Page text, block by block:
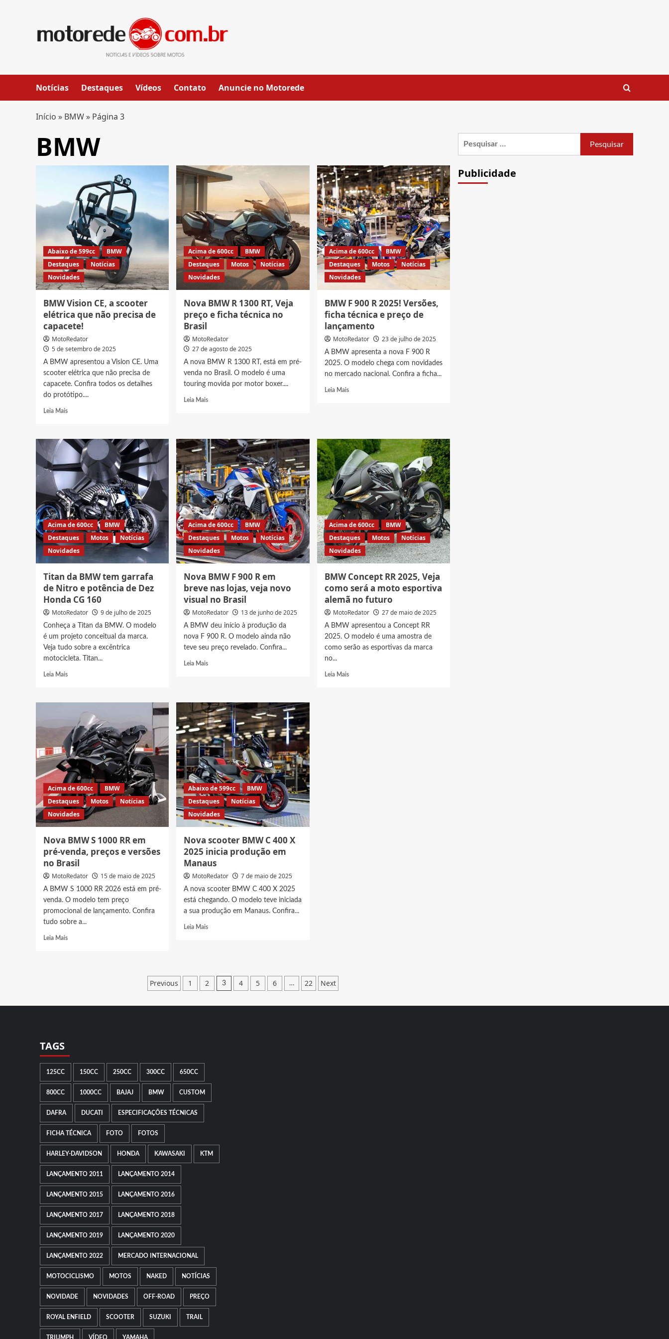
Notícias Destaques Vídeos Contato Anuncie no Motorede
Início » BMW» Página 3
BMW
Abaixo de 599cc
BMW
Destaques
Notícias
Novidades
BMW Vision CE, a scooter
elétrica que não precisa de
capacete!
MotoRedator
5 de setembro de 2025
A BMW apresentou a Vision CE. Uma
scooter elétrica que não precisa de
capacete. Confira todos os detalhes
do protótipo....
Leia MaisRead
BMW
Vision
a
scooter
elétrica
que
não
precisa
de
capacete!
Acima de 600cc
BMW
Destaques
Motos
Notícias
Novidades
Nova BMW R 1300 RT, Veja
preço e ficha técnica no
Brasil
MotoRedator
27 de agosto de 2025
A nova BMW R 1300 RT, está em pré-
venda no Brasil. O modelo é uma
touring movida por motor boxer....
Leia MaisRead
R
1300
RT,
Veja
preço
e
ficha
técnica
no
Brasil
Acima de 600cc
BMW
Destaques
Motos
Notícias
Novidades
BMW F 900 R 2025! Versões,
ficha técnica e preço de
lançamento
MotoRedator 23 de julho de 2025
A BMW apresenta a nova F 900 R
2025. O modelo chega com novidades
no mercado nacional. Confira a ficha...
Leia MaisRead
R
2025!
Versões,
ficha
técnica
e
preço
de
lançamento
Acima de 600cc
BMW
Destaques
Motos
Notícias
Novidades
Titan da BMW tem garrafa
de Nitro e potência de Dez
Honda CG 160
MotoRedator 9 de julho de 2025
Conheça a Titan da BMW. O modelo
é um projeto conceitual da marca.
Veja tudo sobre a excêntrica
motocicleta. Titan...
Leia MaisRead
Titan
BMW
tem
garrafa
de
Nitro
e
potência
de
Dez
Honda
CG
160
Acima de 600cc
BMW
Destaques
Motos
Notícias
Novidades
Nova BMW F 900 R em
breve nas lojas, veja novo
visual no Brasil
MotoRedator 13 de junho de 2025
A BMW deu início à produção da
nova F 900 R. O modelo ainda não
teve seu preço revelado. Confira...
Leia MaisRead
F
900
R
em
breve
nas
lojas,
veja
novo
visual
no
Brasil
Acima de 600cc
BMW
Destaques
Motos
Notícias
Novidades
BMW Concept RR 2025, Veja
como será a moto esportiva
alemã no futuro
MotoRedator 27 de maio de 2025
A BMW apresentou a Concept RR
2025. O modelo é uma amostra de
como serão as esportivas da marca
no...
Leia MaisRead
Acima de 600cc
BMW
Destaques
Motos
Notícias
Novidades
Nova BMW S 1000 RR em
pré-venda, preços e versões
no Brasil
MotoRedator 15 de maio de 2025
A BMW S 1000 RR 2026 está em pré-
venda. O modelo tem preço
promocional de lançamento. Confira
tudo sobre a...
Leia MaisRead
Abaixo de 599cc
BMW
Destaques
Notícias
Novidades
Nova scooter BMW C 400 X
2025 inicia produção em
Manaus
MotoRedator 7 de maio de 2025
A nova scooter BMW C 400 X 2025
está chegando. O modelo teve iniciada
a sua produção em Manaus. Confira...
Leia MaisRead
C
400
Paginação
Previous 1 2 3 4 5 6 … 22 Next
Publicidade
TAGS
125CC 150CC 250CC 300CC 650CC
800CC 1000CC BAJAJ BMW CUSTOM
DAFRA DUCATI ESPECIFICAÇÕES TÉCNICAS
FICHA TÉCNICA FOTO FOTOS
HARLEY-DAVIDSON HONDA KAWASAKI KTM
LANÇAMENTO 2011 LANÇAMENTO 2014
LANÇAMENTO 2015 LANÇAMENTO 2016
LANÇAMENTO 2017 LANÇAMENTO 2018
LANÇAMENTO 2019 LANÇAMENTO 2020
LANÇAMENTO 2022 MERCADO INTERNACIONAL
MOTOCICLISMO MOTOS NAKED NOTÍCIAS
NOVIDADE NOVIDADES OFF-ROAD PREÇO
ROYAL ENFIELD SCOOTER SUZUKI TRAIL
TRIUMPH VÍDEO YAMAHA